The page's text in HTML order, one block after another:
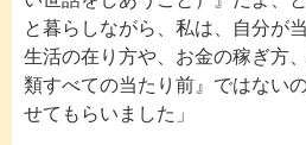
と暮らしながら、私は、自分が
生活の在り方や、お金の稼ぎ方
類すべての当たり前』ではない
せてもらいました」